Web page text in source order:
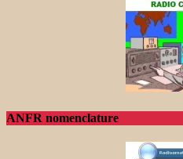
ANFR nomenclature